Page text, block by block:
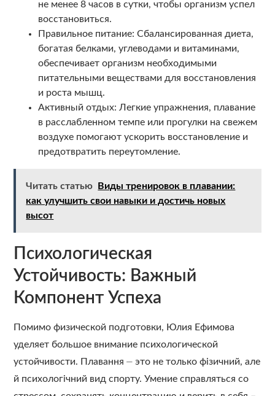
не менее 8 часов в сутки, чтобы организм успел
восстановиться.
Правильное питание: Сбалансированная диета,
богатая белками, углеводами и витаминами,
обеспечивает организм необходимыми
питательными веществами для восстановления
и роста мышц.
Активный отдых: Легкие упражнения, плавание
в расслабленном темпе или прогулки на свежем
воздухе помогают ускорить восстановление и
предотвратить переутомление.
Читать статью
Виды тренировок в плавании:
как улучшить свои навыки и достичь новых
высот
Психологическая
Устойчивость: Важный
Компонент Успеха
Помимо физической подготовки, Юлия Ефимова
уделяет большое внимание психологической
устойчивости. Плавання ⏤ это не только фізичний, але
й психологічний вид спорту. Умение справляться со